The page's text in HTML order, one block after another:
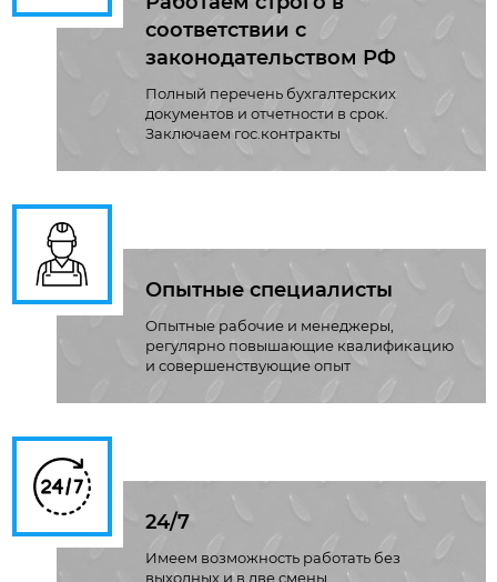
соответствии с
законодательством РФ
Полный перечень бухгалтерских
документов и отчетности в срок.
Заключаем гос.контракты
Опытные специалисты
Опытные рабочие и менеджеры,
регулярно повышающие квалификацию
и совершенствующие опыт
24/7
Имеем возможность работать без
выходных и в две смены